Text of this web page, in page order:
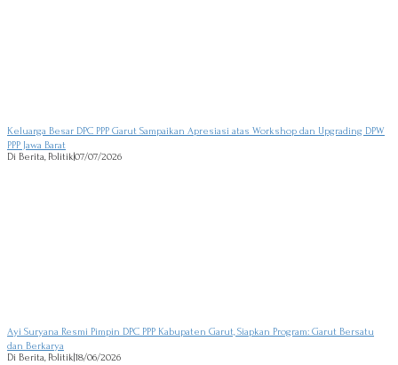
Keluarga Besar DPC PPP Garut Sampaikan Apresiasi atas Workshop dan Upgrading DPW
PPP Jawa Barat
Di Berita, Politik07/07/2026
Ayi Suryana Resmi Pimpin DPC PPP Kabupaten Garut, Siapkan Program: Garut Bersatu
dan Berkarya
Di Berita, Politik18/06/2026